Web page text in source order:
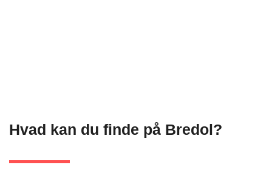
Hvad kan du finde på Bredol?